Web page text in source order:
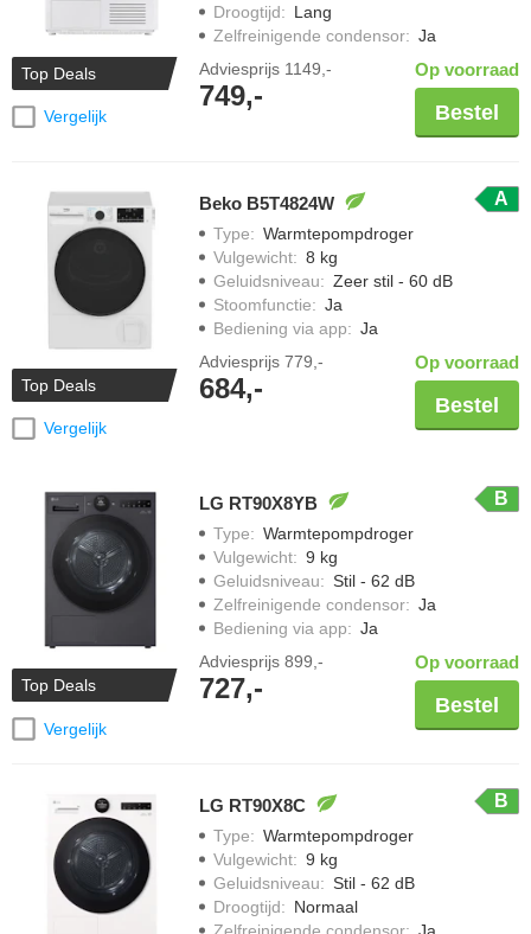
Top Deals
Vergelijk
Droogtijd: Lang
Zelfreinigende condensor: Ja
Adviesprijs 1149,-
749,-
Op voorraad
Bestel
Top Deals
Vergelijk
Beko B5T4824W A
Type: Warmtepompdroger
Vulgewicht: 8 kg
Geluidsniveau: Zeer stil - 60 dB
Stoomfunctie: Ja
Bediening via app: Ja
Adviesprijs 779,-
684,-
Op voorraad
Bestel
Top Deals
Vergelijk
LG RT90X8YB B
Type: Warmtepompdroger
Vulgewicht: 9 kg
Geluidsniveau: Stil - 62 dB
Zelfreinigende condensor: Ja
Bediening via app: Ja
Adviesprijs 899,-
727,-
Op voorraad
Bestel
LG RT90X8C B
Type: Warmtepompdroger
Vulgewicht: 9 kg
Geluidsniveau: Stil - 62 dB
Droogtijd: Normaal